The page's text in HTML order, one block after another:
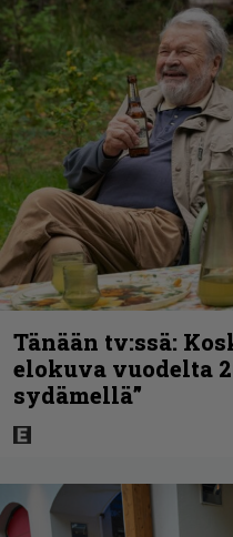
Tänään tv:ssä:
elokuva vuodelta
sydämellä”